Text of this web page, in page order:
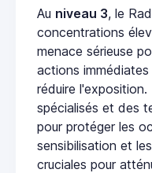
Au niveau 3, le
concentrations
menace sérieuse
actions
réduire
spécialisés et des
pour protéger les
sensibilisation et
cruciales pour